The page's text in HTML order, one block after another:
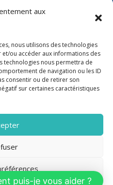
aux
nous utilisons des technologies
ou accéder aux informations des
technologies nous permettra de
de navigation ou les ID
consentir ou de retirer son
sur certaines caractéristiques
réservés -Mentions Légales
puis-je vous aider ?